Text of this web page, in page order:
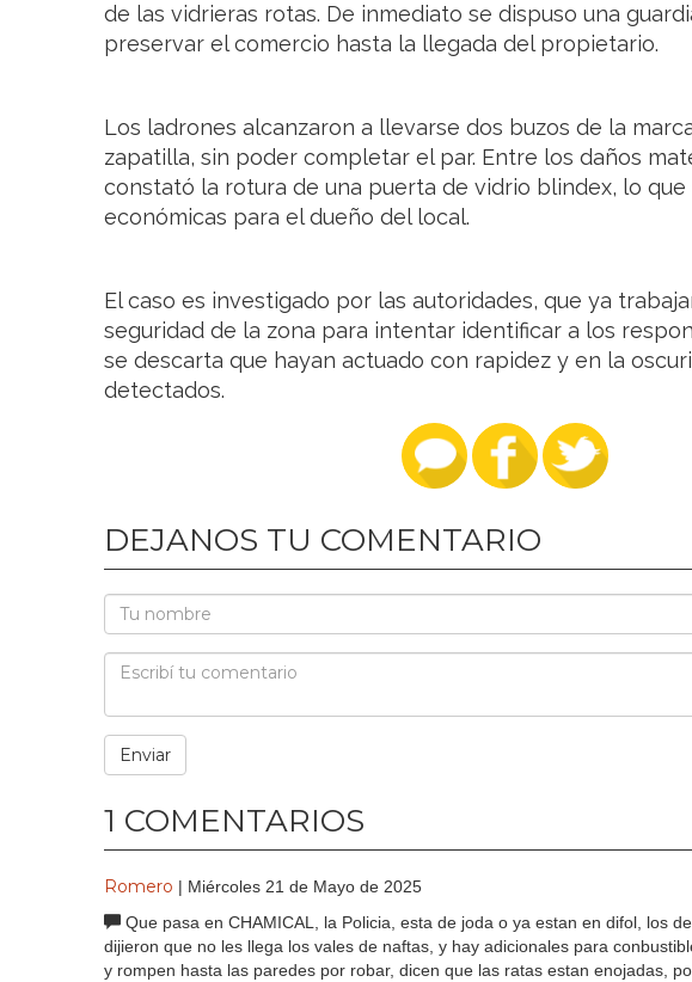
de las vidrieras rotas. De inmediato se dispuso una
preservar el comercio hasta la llegada del propietario.
Los ladrones alcanzaron a llevarse dos buzos de la
zapatilla, sin poder completar el par. Entre los daños
constató la rotura de una puerta de vidrio blindex, lo
económicas para el dueño del local.
El caso es investigado por las autoridades, que ya
seguridad de la zona para intentar identificar a los
se descarta que hayan actuado con rapidez y en la
detectados.
DEJANOS TU COMENTARIO
1 COMENTARIOS
Romero | Miércoles 21 de Mayo de 2025
Que pasa en CHAMICAL, la Policia, esta de joda o ya estan en difol, los
dijieron que no les llega los vales de naftas, y hay adicionales para
y rompen hasta las paredes por robar, dicen que las ratas estan enojadas,